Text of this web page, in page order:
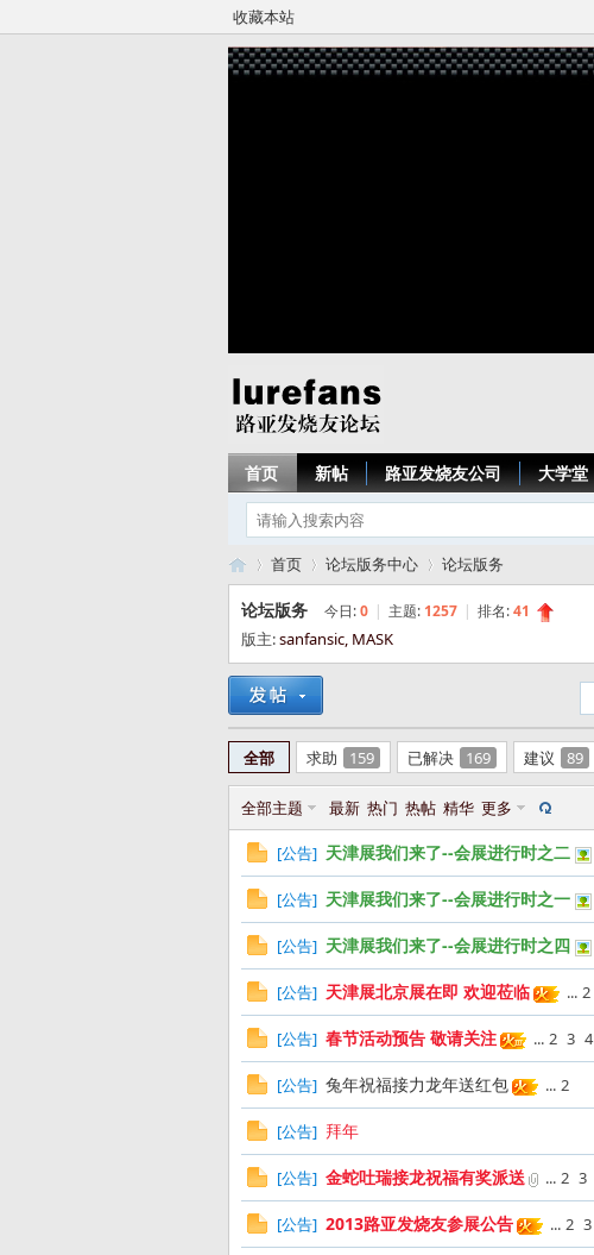
收藏本站
首页 新帖 路亚发烧友公司 大学堂
路»
首页
›
论坛版务中心
›
论坛版务
论坛版务 今日:0 | 主题: 1257 | 排名:41
版主:sanfansic, MASK
全部 求助 159 已解决 169 建议 89
全部主题 最新 热门 热帖 精华 更多
[公告] 天津展我们来了--会展进行时之二
[公告] 天津展我们来了--会展进行时之一
[公告] 天津展我们来了--会展进行时之四
[公告] 天津展北京展在即 欢迎莅临 ... 2
[公告] 春节活动预告 敬请关注 ... 2 3 4
[公告] 兔年祝福接力龙年送红包 ... 2
[公告] 拜年
[公告] 金蛇吐瑞接龙祝福有奖派送 ... 2 3
[公告] 2013路亚发烧友参展公告 ... 2 3